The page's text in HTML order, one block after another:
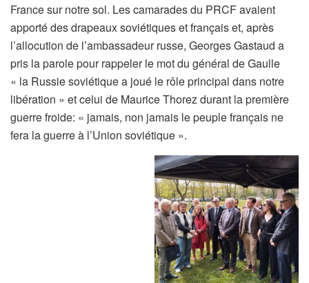
France sur notre sol. Les camarades du PRCF avaient
apporté des drapeaux soviétiques et français et, après
l’allocution de l’ambassadeur russe, Georges Gastaud a
pris la parole pour rappeler le mot du général de Gaulle
« la Russie soviétique a joué le rôle principal dans notre
libération » et celui de Maurice Thorez durant la première
guerre froide: « jamais, non jamais le peuple français ne
fera la guerre à l’Union soviétique ».